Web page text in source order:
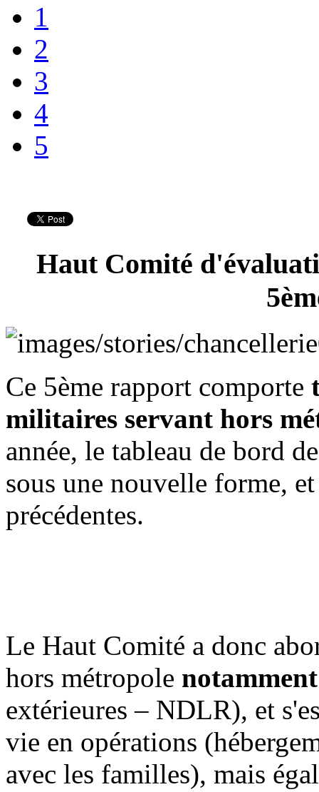
1
2
3
4
5
Haut Comité
Ce 5ème rapport comporte
militaires servant hors
année, le tableau de bord
sous une nouvelle forme,
précédentes.
Le Haut Comité a donc
hors métropole
extérieures – NDLR), et
vie en opérations
avec les familles), mais